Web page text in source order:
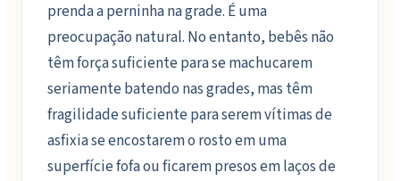
prenda a perninha na grade. É uma
preocupação natural. No entanto, bebês não
têm força suficiente para se machucarem
seriamente batendo nas grades, mas têm
fragilidade suficiente para serem vítimas de
asfixia se encostarem o rosto em uma
superfície fofa ou ficarem presos em laços de